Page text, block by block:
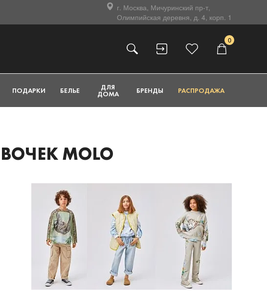
г. Москва, Мичуринский пр-т,
Олимпийская деревня, д. 4, корп. 1
0
ПОДАРКИ БЕЛЬЕ ДЛЯ
ДОМА БРЕНДЫ РАСПРОДАЖА
MOLO